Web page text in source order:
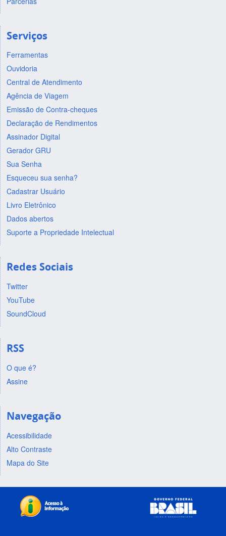
Serviços
Ferramentas
Ouvidoria
Central de Atendimento
Agência de Viagem
Emissão de Contra-cheques
Declaração de Rendimentos
Assinador Digital
Gerador GRU
Sua Senha
Esqueceu sua senha?
Cadastrar Usuário
Livro Eletrônico
Dados abertos
Suporte a Propriedade Intelectual
Redes Sociais
Twitter
YouTube
SoundCloud
RSS
O que é?
Assine
Navegação
Acessibilidade
Alto Contraste
Mapa do Site